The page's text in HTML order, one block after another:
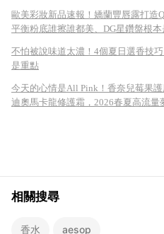
歐美彩妝新品速報！嬌蘭豐唇露打造
平衡粉底誰擦誰都美、DG星鑽盤根本
不怕被說味道太濃！4個夏日選香技
是重點
今天的心情是All Pink！香奈兒莓果護
迪奧馬卡龍修護霜，2026春夏高流量
相關搜尋
香水 aesop